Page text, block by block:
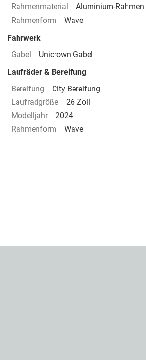
Rahmenmaterial
Aluminium-Rahmen
Rahmenform
Wave
Fahrwerk
Gabel
Unicrown Gabel
Laufräder & Bereifung
Bereifung
City Bereifung
Laufradgröße
26 Zoll
Modelljahr
2024
Rahmenform
Wave